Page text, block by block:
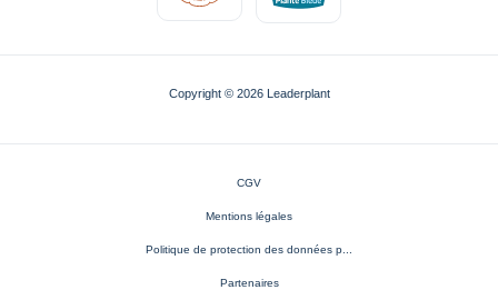
Copyright © 2026 Leaderplant
CGV
Mentions légales
Politique de protection des données p...
Partenaires